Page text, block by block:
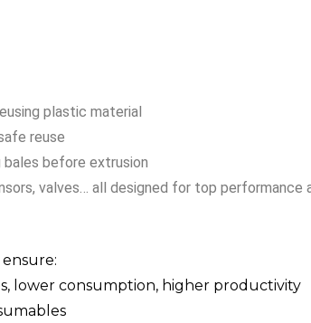
plastic material
reuse
bales before extrusion
valves… all designed for top performance
lower consumption, higher productivity